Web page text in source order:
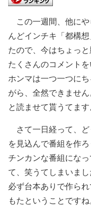
この一週間、他にや
んどインチキ「都構
たので、今はちょっ
たくさんのコメント
ホンマは一つ一つに
がら、全然できませ
と読ませて貰うてます
さて一日経って、ど
を見込んで番組を作
チンカンな番組にな
て、笑うてしまいま
必ず台本ありで作ら
もたということですね